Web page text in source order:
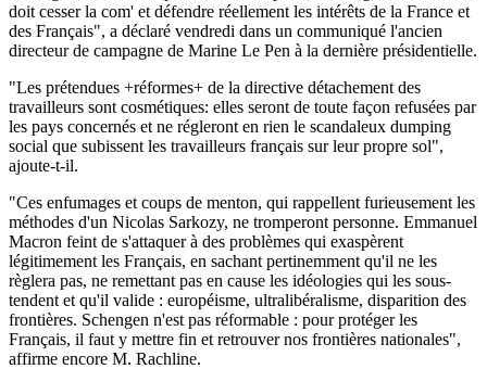
doit cesser la com' et défendre réellement les intérêts de la France et
des Français", a déclaré vendredi dans un communiqué l'ancien
directeur de campagne de Marine Le Pen à la dernière présidentielle.
"Les prétendues +réformes+ de la directive détachement des
travailleurs sont cosmétiques: elles seront de toute façon refusées par
les pays concernés et ne régleront en rien le scandaleux dumping
social que subissent les travailleurs français sur leur propre sol",
ajoute-t-il.
"Ces enfumages et coups de menton, qui rappellent furieusement les
méthodes d'un Nicolas Sarkozy, ne tromperont personne. Emmanuel
Macron feint de s'attaquer à des problèmes qui exaspèrent
légitimement les Français, en sachant pertinemment qu'il ne les
règlera pas, ne remettant pas en cause les idéologies qui les sous-
tendent et qu'il valide : européisme, ultralibéralisme, disparition des
frontières. Schengen n'est pas réformable : pour protéger les
Français, il faut y mettre fin et retrouver nos frontières nationales",
affirme encore M. Rachline.